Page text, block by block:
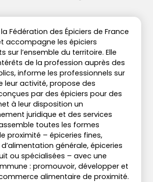
la Fédération des Épiciers de France
accompagne les épiciers
sur l’ensemble du territoire. Elle
de la profession auprès des
informe les professionnels sur
leur activité, propose des
par des épiciers pour des
à leur disposition un
juridique et des services
toutes les formes
proximité – épiceries fines,
générale, épiceries
ou spécialisées – avec une
: promouvoir, développer et
alimentaire de proximité.